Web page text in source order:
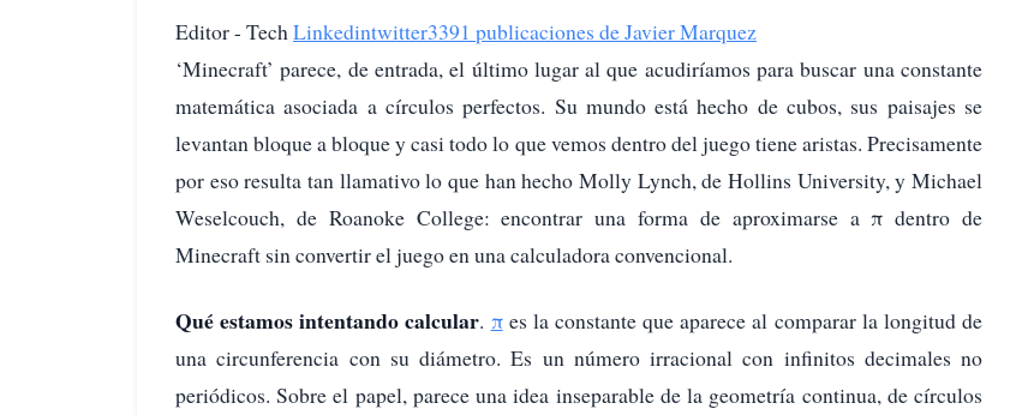
Editor - Tech Linkedintwitter3391 publicaciones de Javier Marquez
‘Minecraft’ parece, de entrada, el último lugar al que acudiríamos para buscar una constante
matemática asociada a círculos perfectos. Su mundo está hecho de cubos, sus paisajes se
levantan bloque a bloque y casi todo lo que vemos dentro del juego tiene aristas. Precisamente
por eso resulta tan llamativo lo que han hecho Molly Lynch, de Hollins University, y Michael
Weselcouch, de Roanoke College: encontrar una forma de aproximarse a π dentro de
Minecraft sin convertir el juego en una calculadora convencional.
Qué estamos intentando calcular. πes la constante que aparece al comparar la longitud de
una circunferencia con su diámetro. Es un número irracional con infinitos decimales no
periódicos. Sobre el papel, parece una idea inseparable de la geometría continua, de círculos